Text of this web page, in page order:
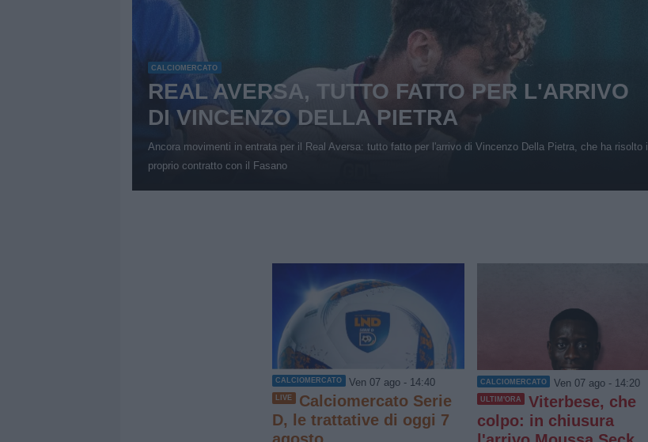
CALCIOMERCATO
REAL AVERSA, TUTTO FATTO PER L'ARRIVO
DI VINCENZO DELLA PIETRA
Ancora movimenti in entrata per il Real Aversa: tutto fatto per l'arrivo di Vincenzo Della Pietra, che ha risolto il
proprio contratto con il Fasano
CALCIOMERCATO Ven 07 ago - 14:40
LIVE
Calciomercato Serie
D, le trattative di oggi 7
agosto
CALCIOMERCATO Ven 07 ago - 14:20
ULTIM'ORA
Viterbese, che
colpo: in chiusura